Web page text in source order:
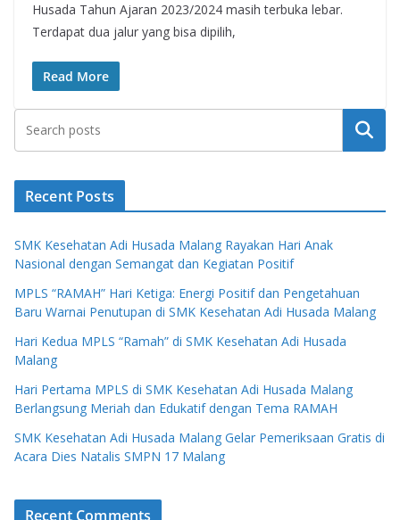
Husada Tahun Ajaran 2023/2024 masih terbuka lebar.
Terdapat dua jalur yang bisa dipilih,
Read More
Search
Recent Posts
SMK Kesehatan Adi Husada Malang Rayakan Hari Anak
Nasional dengan Semangat dan Kegiatan Positif
MPLS “RAMAH” Hari Ketiga: Energi Positif dan Pengetahuan
Baru Warnai Penutupan di SMK Kesehatan Adi Husada Malang
Hari Kedua MPLS “Ramah” di SMK Kesehatan Adi Husada
Malang
Hari Pertama MPLS di SMK Kesehatan Adi Husada Malang
Berlangsung Meriah dan Edukatif dengan Tema RAMAH
SMK Kesehatan Adi Husada Malang Gelar Pemeriksaan Gratis di
Acara Dies Natalis SMPN 17 Malang
Recent Comments